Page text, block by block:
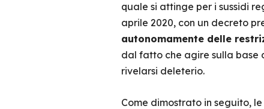
quale si attinge per i sussidi
aprile 2020, con un decreto
autonomamente delle
dal fatto che agire sulla base
rivelarsi deleterio.
Come dimostrato in seguito,